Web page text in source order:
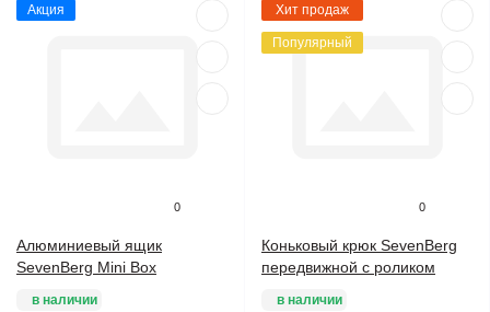
Акция
0
Алюминиевый ящик
SevenBerg Mini Box
в наличии
Хит продаж
Популярный
0
Коньковый крюк SevenBerg
передвижной с роликом
в наличии